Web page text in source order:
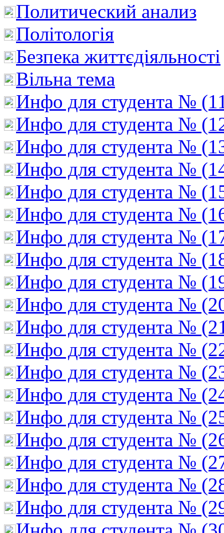
Политический анализ
Політологія
Безпека життєдіяльності
Вільна тема
Инфо для студента №
Инфо для студента №
Инфо для студента №
Инфо для студента №
Инфо для студента №
Инфо для студента №
Инфо для студента №
Инфо для студента №
Инфо для студента №
Инфо для студента №
Инфо для студента №
Инфо для студента №
Инфо для студента №
Инфо для студента №
Инфо для студента №
Инфо для студента №
Инфо для студента №
Инфо для студента №
Инфо для студента №